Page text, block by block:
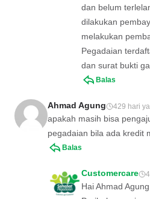
dan belum
dilakukan
melakukan
Pegadaian
dan surat bukti
Balas
Ahmad Agung 429 hari
apakah masih bisa
pegadaian bila ada kredit
Balas
Customercare
Hai Ahmad